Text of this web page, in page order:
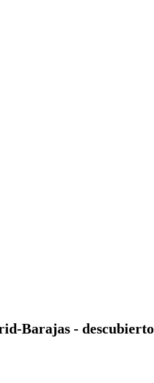
Barajas - descubierto